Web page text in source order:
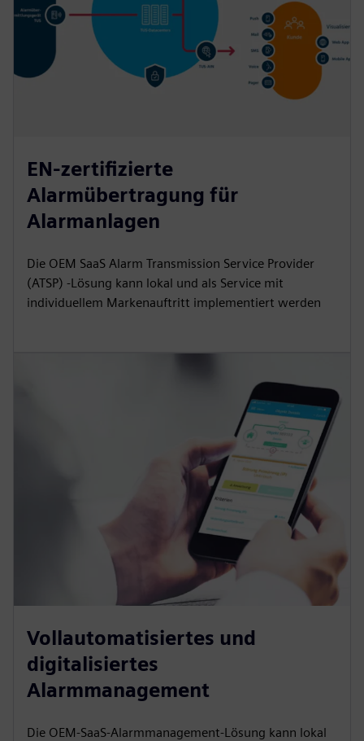
EN-zertifizierte
Alarmübertragung für
Alarmanlagen
Die OEM SaaS Alarm Transmission Service Provider
(ATSP) -Lösung kann lokal und als Service mit
individuellem Markenauftritt implementiert werden
Vollautomatisiertes und
digitalisiertes
Alarmmanagement
Die OEM-SaaS-Alarmmanagement-Lösung kann lokal